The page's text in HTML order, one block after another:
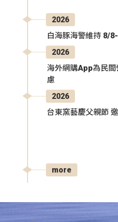
2026
白海豚海警維持 8/
2026
海外網購App為民
慮
2026
台東窯藝慶父親節
more